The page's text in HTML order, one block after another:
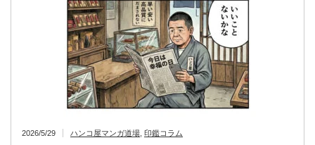
2026/5/29 ハンコ屋マンガ道場 印鑑コラム